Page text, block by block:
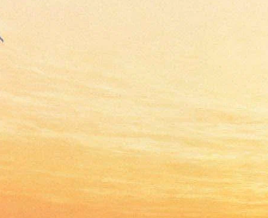
В сети появился трейлер
приквела к "Гарри Поттеру"
15 декабря 2015, Версия для печати